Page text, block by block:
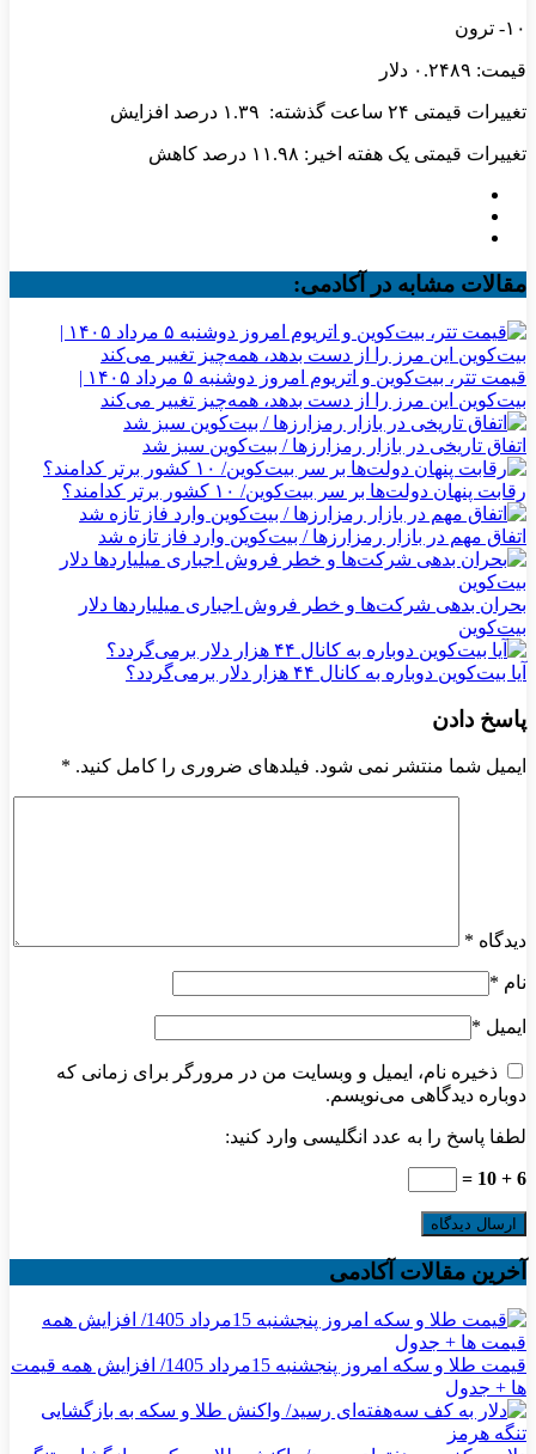
۱۰- ترون
قیمت: ۰.۲۴۸۹ دلار
تغییرات قیمتی ۲۴ ساعت گذشته: ۱.۳۹ درصد افزایش
تغییرات قیمتی یک هفته اخیر: ۱۱.۹۸ درصد کاهش
مقالات مشابه در آکادمی:
قیمت تتر، بیت‌کوین و اتریوم امروز دوشنبه ۵ مرداد ۱۴۰۵ |
بیت‌کوین این مرز را از دست بدهد، همه‌چیز تغییر می‌کند
اتفاق تاریخی در بازار رمزارزها / بیت‌کوین سبز شد
رقابت پنهان دولت‌ها بر سر بیت‌کوین/ ۱۰ کشور برتر کدامند؟
اتفاق مهم در بازار رمزارزها / بیت‌کوین وارد فاز تازه شد
بحران بدهی شرکت‌ها و خطر فروش اجباری میلیاردها دلار
بیت‌کوین
آیا بیت‌کوین دوباره به کانال ۴۴ هزار دلار برمی‌گردد؟
پاسخ دادن
ایمیل شما منتشر نمی شود. فیلدهای ضروری را کامل کنید. *
دیدگاه *
نام *
ایمیل *
ذخیره نام، ایمیل و وبسایت من در مرورگر برای زمانی که
دوباره دیدگاهی می‌نویسم.
لطفا پاسخ را به عدد انگلیسی وارد کنید:
6 + 10 =
آخرین مقالات آکادمی
قیمت طلا و سکه امروز پنجشنبه 15مرداد 1405/ افزایش همه قیمت
ها + جدول